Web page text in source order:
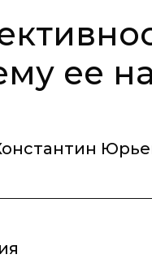
ее